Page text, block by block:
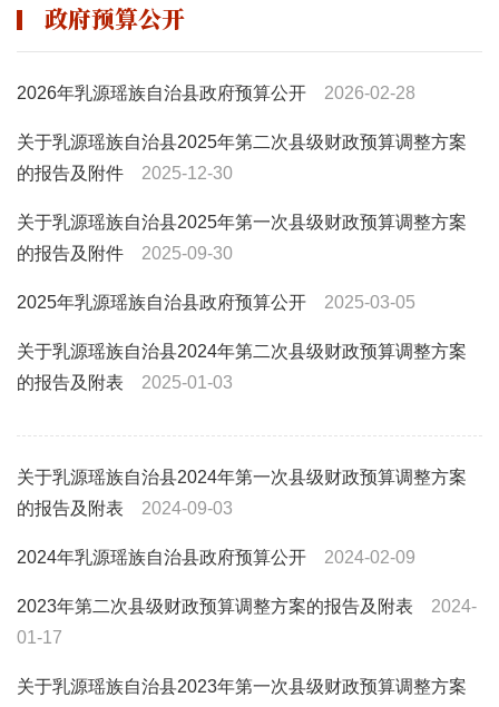
政府预算公开
2026年乳源瑶族自治县政府预算公开 2026-02-28
关于乳源瑶族自治县2025年第二次县级财政预算调整方案
的报告及附件
2025-12-30
关于乳源瑶族自治县2025年第一次县级财政预算调整方案
的报告及附件
2025-09-30
2025年乳源瑶族自治县政府预算公开 2025-03-05
关于乳源瑶族自治县2024年第二次县级财政预算调整方案
的报告及附表
2025-01-03
关于乳源瑶族自治县2024年第一次县级财政预算调整方案
的报告及附表
2024-09-03
2024年乳源瑶族自治县政府预算公开 2024-02-09
2023年第二次县级财政预算调整方案的报告及附表
2024-
01-17
关于乳源瑶族自治县2023年第一次县级财政预算调整方案